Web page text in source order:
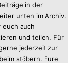
in der
unten im Archiv.
euch auch
und teilen. Für
jederzeit zur
stöbern. Eure